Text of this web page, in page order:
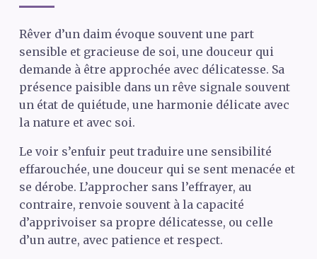
Rêver d’un daim évoque souvent une part
sensible et gracieuse de soi, une douceur qui
demande à être approchée avec délicatesse. Sa
présence paisible dans un rêve signale souvent
un état de quiétude, une harmonie délicate avec
la nature et avec soi.
Le voir s’enfuir peut traduire une sensibilité
effarouchée, une douceur qui se sent menacée et
se dérobe. L’approcher sans l’effrayer, au
contraire, renvoie souvent à la capacité
d’apprivoiser sa propre délicatesse, ou celle
d’un autre, avec patience et respect.